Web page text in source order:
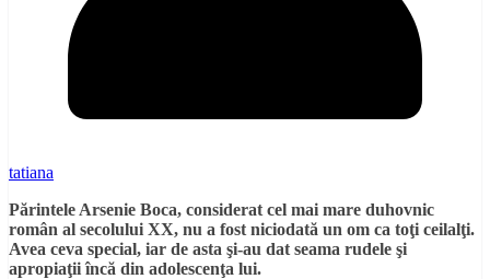
tatiana
Părintele Arsenie Boca, considerat cel mai mare duhovnic
român al secolului XX, nu a fost niciodată un om ca toţi ceilalţi.
Avea ceva special, iar de asta şi-au dat seama rudele şi
apropiaţii încă din adolescenţa lui.